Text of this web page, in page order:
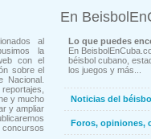
al
la
con el
sobre el
Nacional.
y mucho
y ampliar
concursos
En
Lo que puedes
En
béisbol cubano,
los juegos y más...
Noticias del
Foros, opiniones,